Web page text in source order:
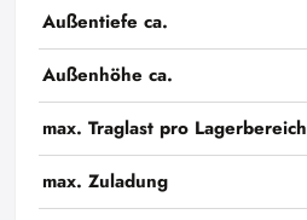
Außentiefe ca.
Außenhöhe ca.
max. Traglast pro Lagerbereich
max. Zuladung